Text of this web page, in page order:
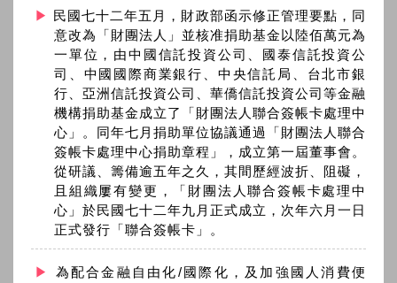
民國七十二年五月，財政部函示修正管理要點，同
意改為「財團法人」並核准捐助基金以陸佰萬元為
一單位，由中國信託投資公司、國泰信託投資公
司、中國國際商業銀行、中央信託局、台北市銀
行、亞洲信託投資公司、華僑信託投資公司等金融
機構捐助基金成立了「財團法人聯合簽帳卡處理中
心」。同年七月捐助單位協議通過「財團法人聯合
簽帳卡處理中心捐助章程」，成立第一屆董事會。
從研議、籌備逾五年之久，其間歷經波折、阻礙，
且組織屢有變更，「財團法人聯合簽帳卡處理中
心」於民國七十二年九月正式成立，次年六月一日
正式發行「聯合簽帳卡」。
為配合金融自由化/國際化，及加強國人消費便